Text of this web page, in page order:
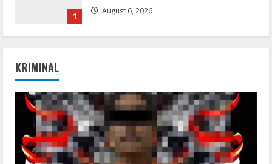
1 August 6, 2026
2
Serialers
Ableton Live Crack + Portable Windows
10 (x32x64)
KRIMINAL